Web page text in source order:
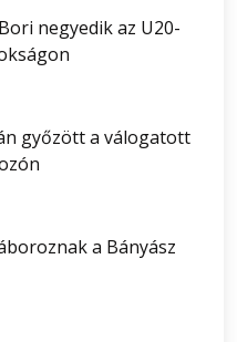
negyedik az U20-
győzött a válogatott
a Bányász